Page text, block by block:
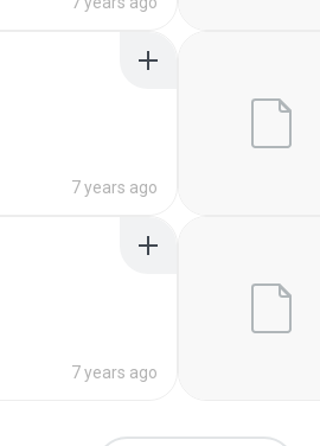
7 years ago
7 years ago